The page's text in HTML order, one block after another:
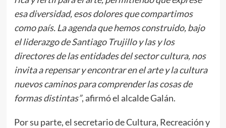
esa diversidad, esos dolores que compartimos
como país. La agenda que hemos construido, bajo
el liderazgo de Santiago Trujillo y las y los
directores de las entidades del sector cultura, nos
invita a repensar y encontrar en el arte y la cultura
nuevos caminos para comprender las cosas de
formas distintas”, afirmó el alcalde Galán.
Por su parte, el secretario de Cultura, Recreación y